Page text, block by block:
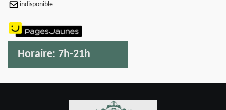
indisponible
Horaire: 7h-21h